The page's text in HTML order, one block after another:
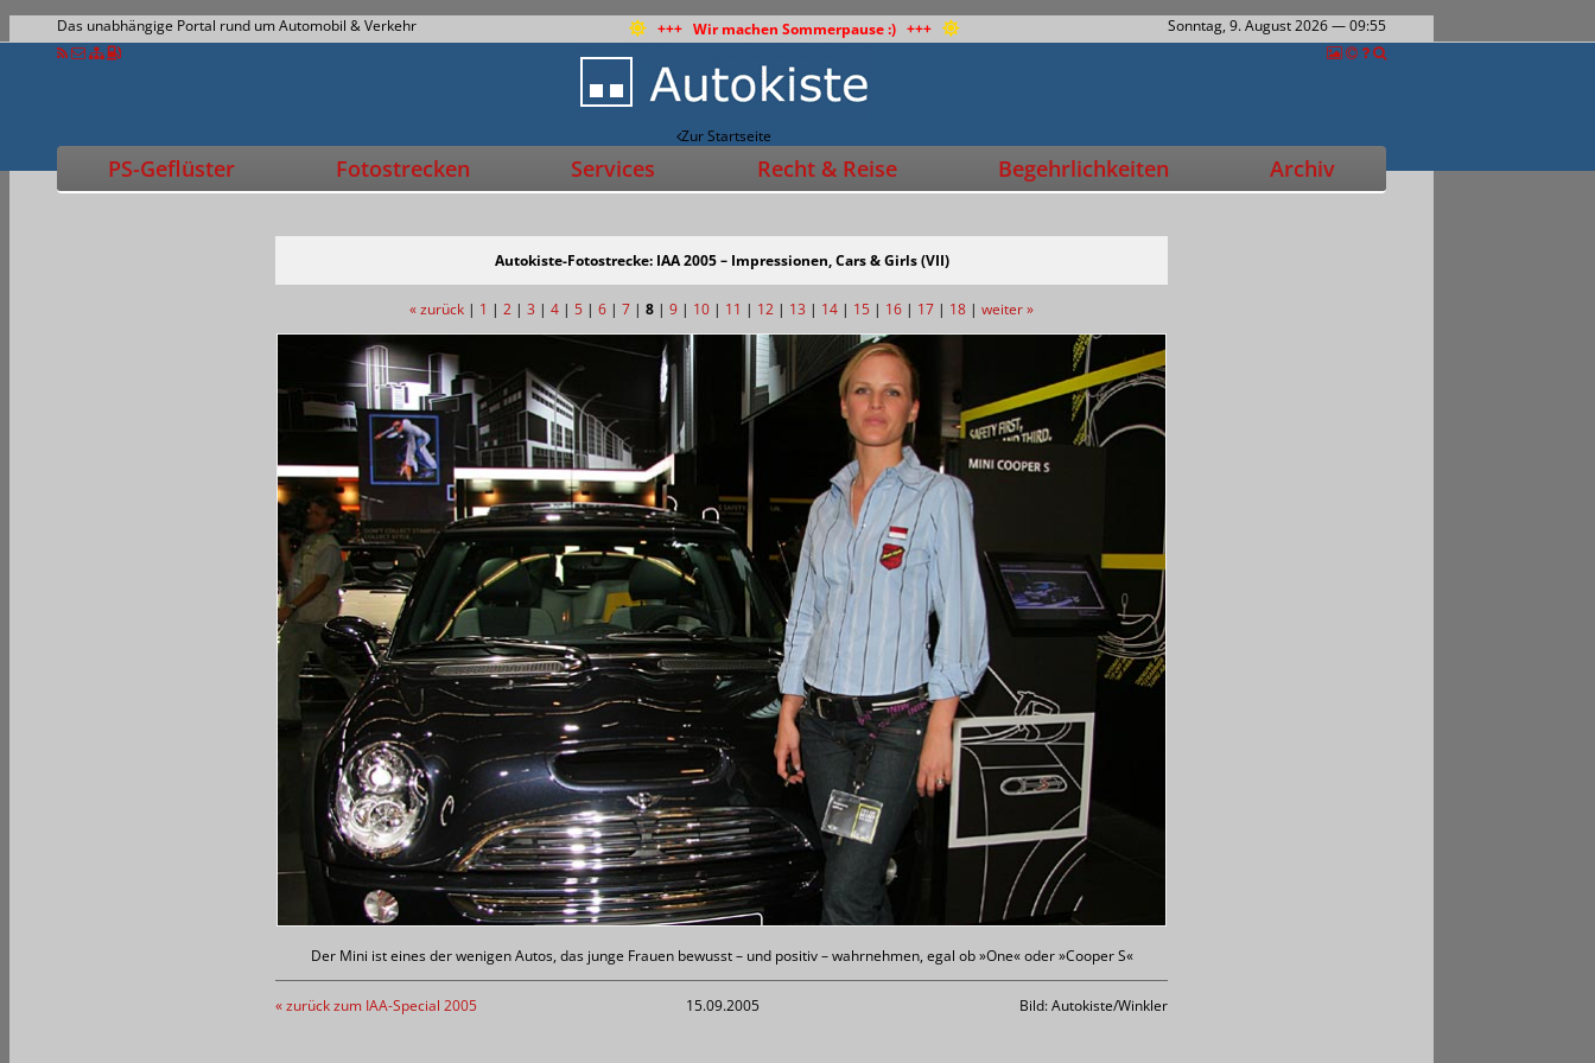
Das unabhängige Portal rund um Automobil & Verkehr +++ Wir machen Sommerpause :) +++ Sonntag, 9. August 2026— 09:55
Zur Startseite
PS-Geflüster Fotostrecken Services Recht & Reise Begehrlichkeiten Archiv
Autokiste-Fotostrecke: IAA 2005 – Impressionen, Cars & Girls (VII)
« zurück | 1 | 2 | 3 | 4 | 5 | 6 | 7 | 8 | 9 | 10 | 11 | 12 | 13 | 14 | 15 | 16 | 17 | 18 | weiter »
Der Mini ist eines der wenigen Autos, das junge Frauen bewusst – und positiv – wahrnehmen, egal ob »One« oder »Cooper S«
« zurück zum IAA-Special 2005 15.09.2005 Bild: Autokiste/Winkler